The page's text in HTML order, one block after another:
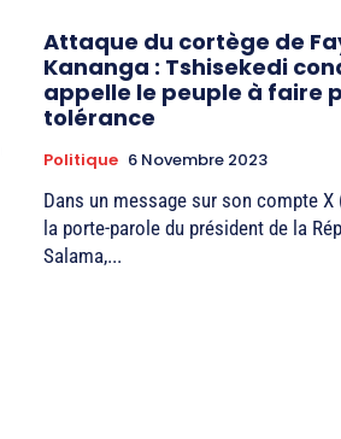
Attaque du cortège de
Kananga : Tshisekedi
appelle le peuple à faire
tolérance
Politique 6 Novembre 2023
Dans un message sur son compte
la porte-parole du président de la
Salama,...